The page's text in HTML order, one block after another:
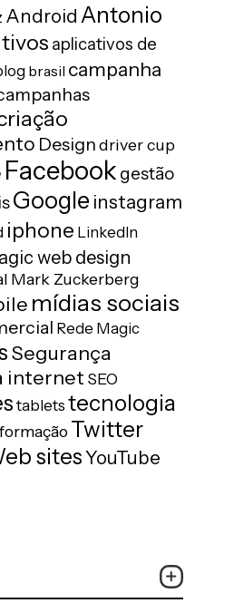
Android Antonio
aplicativos de
brasil campanha
Designdriver cup
Facebookgestão
Google instagram
iphone LinkedIn
web design
Mark Zuckerberg
mídias sociais
Rede Magic
Segurança
internet SEO
tablets tecnologia
Twitter
sitesYouTube